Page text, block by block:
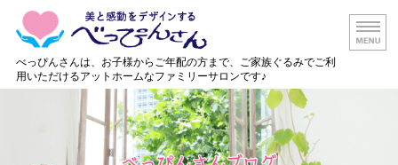
白山市の美
べっぴんさんは、お子様からご年配の方まで、ご家族ぐるみでご利
用いただけるアットホームなファミリーサロンです♪
メニュー・料金